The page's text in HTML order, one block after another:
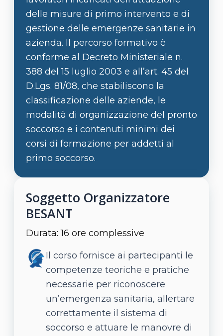
delle misure di primo intervento e di
gestione delle emergenze sanitarie in
azienda. Il percorso formativo è
conforme al Decreto Ministeriale n.
388 del 15 luglio 2003 e all’art. 45 del
D.Lgs. 81/08, che stabiliscono la
classificazione delle aziende, le
modalità di organizzazione del pronto
soccorso e i contenuti minimi dei
corsi di formazione per addetti al
primo soccorso.
Soggetto Organizzatore
BESANT
Durata: 16 ore complessive
Il corso fornisce ai partecipanti le
competenze teoriche e pratiche
necessarie per riconoscere
un’emergenza sanitaria, allertare
correttamente il sistema di
soccorso e attuare le manovre di